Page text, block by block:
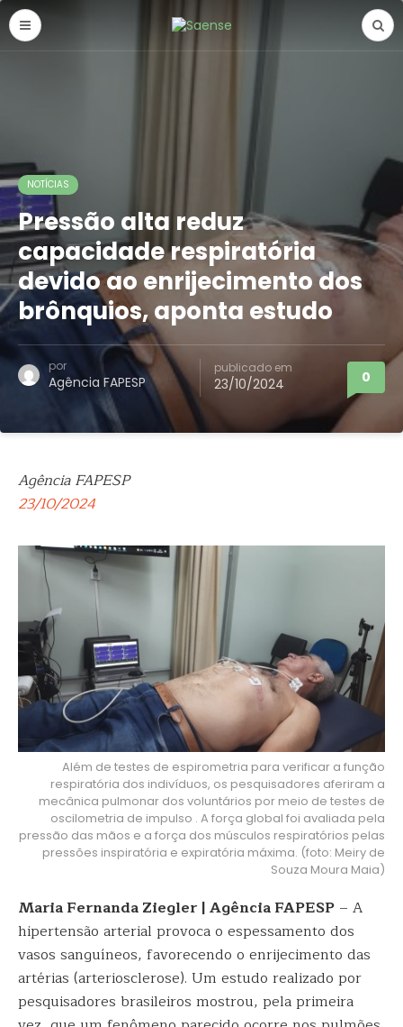
NOTÍCIAS
Pressão alta reduz
capacidade respiratória
devido ao enrijecimento dos
brônquios, aponta estudo
por
Agência FAPESP
publicado em
23/10/2024 0
Agência FAPESP
23/10/2024
Além de testes de espirometria para verificar a função
respiratória dos indivíduos, os pesquisadores aferiram a
mecânica pulmonar dos voluntários por meio de testes de
oscilometria de impulso . A força global foi avaliada pela
pressão das mãos e a força dos músculos respiratórios pelas
pressões inspiratória e expiratória máxima. (foto: Meiry de
Souza Moura Maia)
Maria Fernanda Ziegler | Agência FAPESP – A
hipertensão arterial provoca o espessamento dos
vasos sanguíneos, favorecendo o enrijecimento das
artérias (arteriosclerose). Um estudo realizado por
pesquisadores brasileiros mostrou, pela primeira